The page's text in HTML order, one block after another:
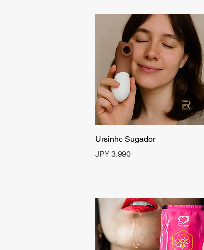
Visualização rápida
Ursinho Sugador
Preço
JP¥ 3.990